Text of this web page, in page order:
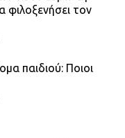
φιλοξενήσει τον
παιδιού: Ποιοι